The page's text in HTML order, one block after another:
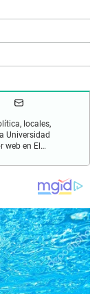
locales,
Universidad
web en El
Filosofía,